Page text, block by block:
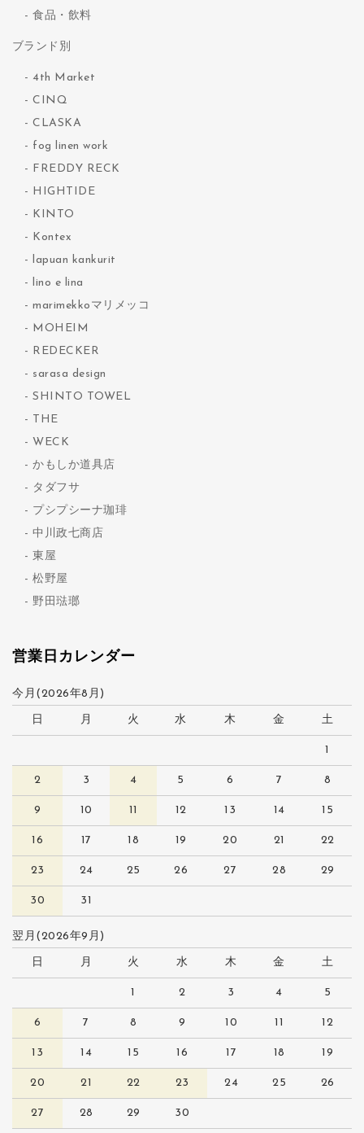
食品・飲料
ブランド別
4th Market
CINQ
CLASKA
fog linen work
FREDDY RECK
HIGHTIDE
KINTO
Kontex
lapuan kankurit
lino e lina
marimekkoマリメッコ
MOHEIM
REDECKER
sarasa design
SHINTO TOWEL
THE
WECK
かもしか道具店
タダフサ
プシプシーナ珈琲
中川政七商店
東屋
松野屋
野田琺瑯
営業日カレンダー
今月(2026年8月)
日 月 火 水 木 金 土
1
2 3 4 5 6 7 8
9 10 11 12 13 14 15
16 17 18 19 20 21 22
23 24 25 26 27 28 29
30 31
翌月(2026年9月)
日 月 火 水 木 金 土
1 2 3 4 5
6 7 8 9 10 11 12
13 14 15 16 17 18 19
20 21 22 23 24 25 26
27 28 29 30